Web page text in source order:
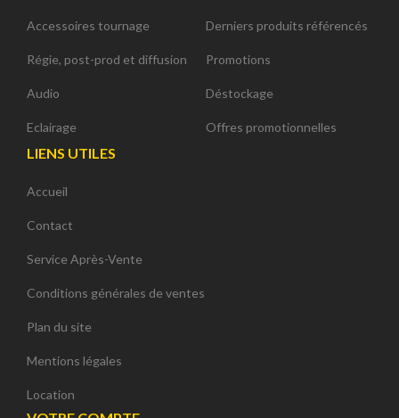
Accessoires tournage
Régie, post-prod et diffusion
Audio
Eclairage
Derniers produits référencés
Promotions
Déstockage
Offres promotionnelles
LIENS UTILES
Accueil
Contact
Service Après-Vente
Conditions générales de ventes
Plan du site
Mentions légales
Location